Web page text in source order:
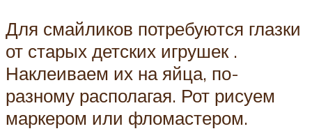
Для смайликов потребуются глазки
от старых детских игрушек .
Наклеиваем их на яйца, по-
разному располагая. Рот рисуем
маркером или фломастером.